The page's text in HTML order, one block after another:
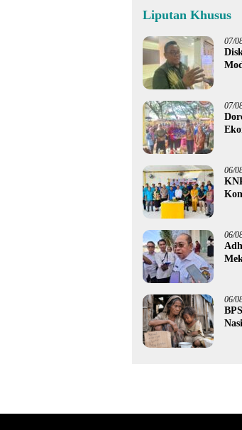
Liputan Khusus
07/
07/
06/
06/
06/